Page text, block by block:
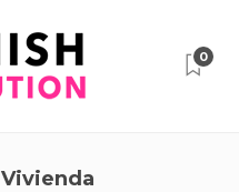
0
Vivienda